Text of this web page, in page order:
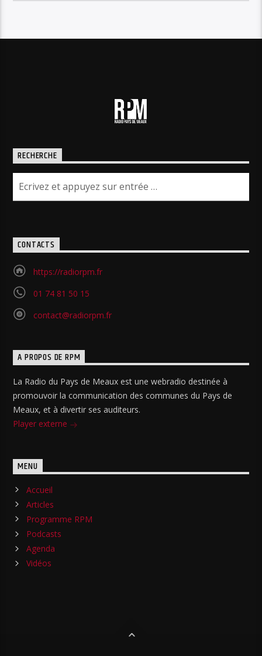
RECHERCHE
CONTACTS
https://radiorpm.fr
01 74 81 50 15
contact@radiorpm.fr
A PROPOS DE RPM
La Radio du Pays de Meaux est une webradio destinée à
promouvoir la communication des communes du Pays de
Meaux, et à divertir ses auditeurs.
Player externe
MENU
Accueil
Articles
Programme RPM
Podcasts
Agenda
Vidéos